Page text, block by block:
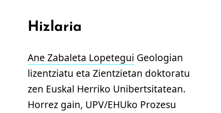
Hizlaria
Ane Zabaleta Lopetegui Geologian
lizentziatu eta Zientzietan doktoratu
zen Euskal Herriko Unibertsitatean.
Horrez gain, UPV/EHUko Prozesu